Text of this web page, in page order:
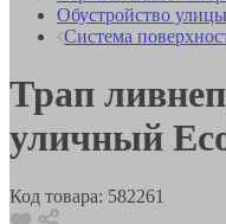
Обустройство
Система
Трап
уличный
Код товара: 582261